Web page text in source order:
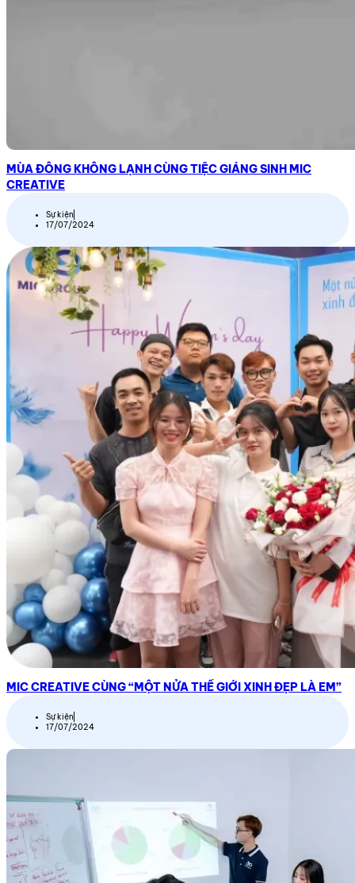
MÙA ĐÔNG KHÔNG LẠNH CÙNG TIỆC GIÁNG SINH MIC
CREATIVE
Sự kiện
17/07/2024
MIC CREATIVE CÙNG “MỘT NỬA THẾ GIỚI XINH ĐẸP LÀ EM”
Sự kiện
17/07/2024